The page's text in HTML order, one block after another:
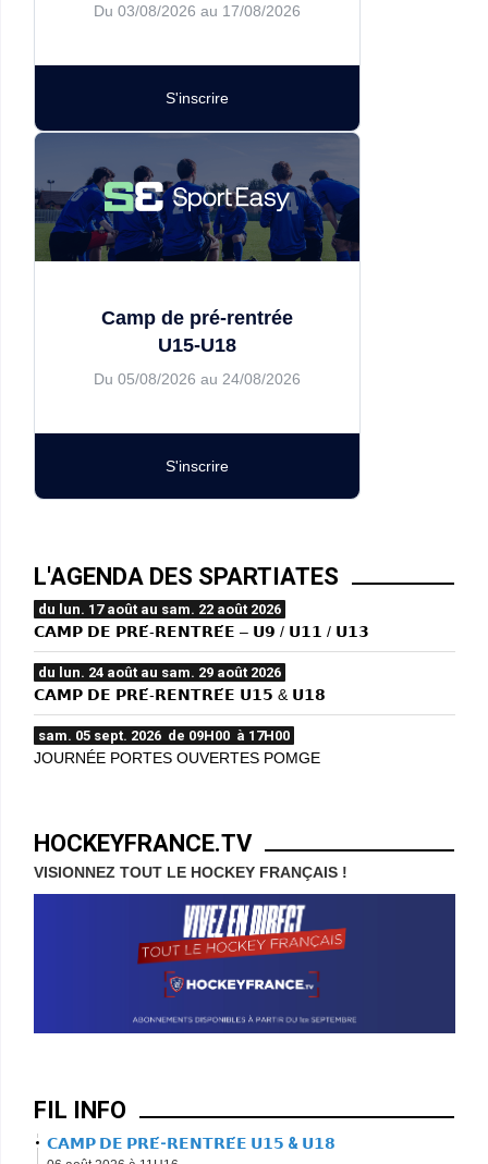
Du 03/08/2026 au 17/08/2026
S'inscrire
Camp de pré-rentrée
U15-U18
Du 05/08/2026 au 24/08/2026
S'inscrire
L'AGENDA DES SPARTIATES
du lun. 17 août au sam. 22 août 2026
𝗖𝗔𝗠𝗣 𝗗𝗘 𝗣𝗥𝗘́-𝗥𝗘𝗡𝗧𝗥𝗘́𝗘 – 𝗨𝟵 / 𝗨𝟭𝟭 / 𝗨𝟭𝟯
du lun. 24 août au sam. 29 août 2026
𝗖𝗔𝗠𝗣 𝗗𝗘 𝗣𝗥𝗘́-𝗥𝗘𝗡𝗧𝗥𝗘́𝗘 𝗨𝟭𝟱 & 𝗨𝟭𝟴
sam. 05 sept. 2026 de 09H00 à 17H00
JOURNÉE PORTES OUVERTES POMGE
HOCKEYFRANCE.TV
VISIONNEZ TOUT LE HOCKEY FRANÇAIS !
FIL INFO
𝗖𝗔𝗠𝗣 𝗗𝗘 𝗣𝗥𝗘́-𝗥𝗘𝗡𝗧𝗥𝗘́𝗘 𝗨𝟭𝟱 & 𝗨𝟭𝟴